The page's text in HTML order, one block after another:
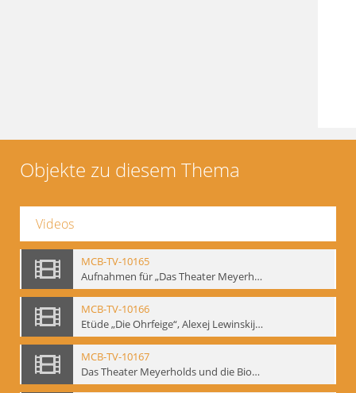
Objekte zu diesem Thema
Videos
MCB-TV-10165
Aufnahmen für „Das Theater Meyerholds und die Biomechanik“ (14). Interview von Jörg Bochow mit Gennadij Bogdanow - Interne Signatur: BM-vid-192
MCB-TV-10166
Etüde „Die Ohrfeige“, Alexej Lewinskij und Gennadij Bogdanow - Interne Signatur: BM-vid-197
MCB-TV-10167
Das Theater Meyerholds und die Biomechanik. Ein Film des Mime Centrums in Zusammenarbeit mit Gennadij Bogdanow. - Interne Signatur: BM-vid-104